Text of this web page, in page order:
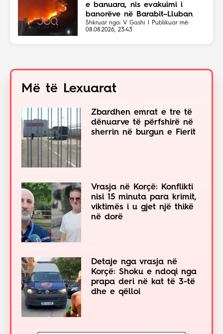
e banuara, nis evakuimi i
banorëve në Barabit–Lluban
Shkruar nga: V Gashi | Publikuar më:
08.08.2026, 23:43
Më të Lexuarat
Zbardhen emrat e tre të
dënuarve të përfshirë në
sherrin në burgun e Fierit
Vrasja në Korçë: Konflikti
nisi 15 minuta para krimit,
viktimës i u gjet një thikë
në dorë
Detaje nga vrasja në
Korçë: Shoku e ndoqi nga
prapa deri në kat të 3-të
dhe e qëlloi